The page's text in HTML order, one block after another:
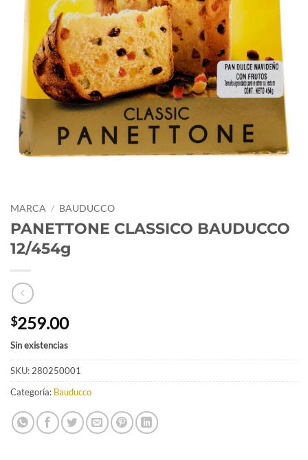
MARCA / BAUDUCCO
PANETTONE CLASSICO BAUDUCCO
12/454g
$259.00
Sin existencias
SKU:280250001
Categoría: Bauducco